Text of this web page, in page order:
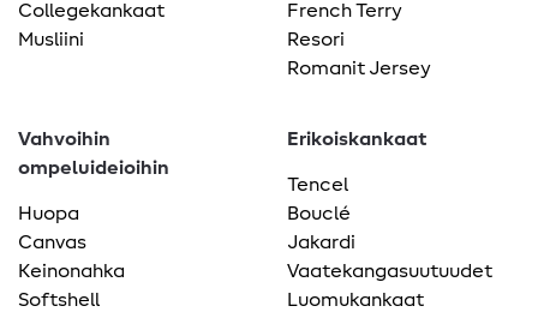
Collegekankaat
Musliini
French Terry
Resori
Romanit Jersey
Vahvoihin
ompeluideioihin
Huopa
Canvas
Keinonahka
Softshell
Erikoiskankaat
Tencel
Bouclé
Jakardi
Vaatekangasuutuudet
Luomukankaat